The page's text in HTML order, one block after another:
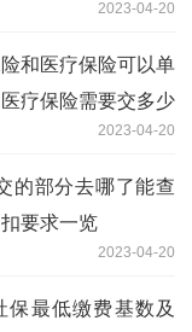
2023-04-20
和医疗保险可以单
疗保险需要交多少
2023-04-20
的部分去哪了能查
要求一览
2023-04-20
保最低缴费基数及